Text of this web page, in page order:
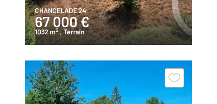
CHANCELADE 24
67 000 €
1032 m2 , Terrain